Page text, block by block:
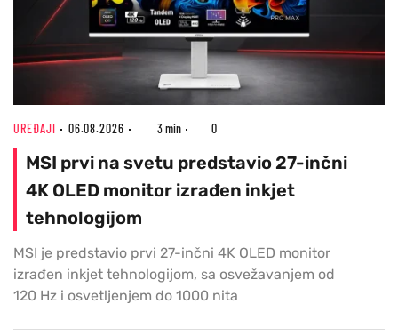
UREĐAJI 06.08.2026 3 min 0
MSI prvi na svetu predstavio 27-inčni
4K OLED monitor izrađen inkjet
tehnologijom
MSI je predstavio prvi 27-inčni 4K OLED monitor
izrađen inkjet tehnologijom, sa osvežavanjem od
120 Hz i osvetljenjem do 1000 nita